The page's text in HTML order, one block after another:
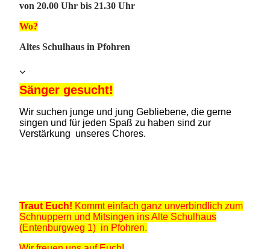
von 20.00 Uhr bis 21.30 Uhr
Wo?
Altes Schulhaus in Pfohren
Sänger gesucht!
Wir suchen junge und jung Gebliebene, die gerne
singen und für jeden Spaß zu haben sind zur
Verstärkung unseres Chores.
Traut Euch! Kommt einfach ganz unverbindlich zum
Schnuppern und Mitsingen ins Alte Schulhaus
(Entenburgweg 1) in Pfohren.